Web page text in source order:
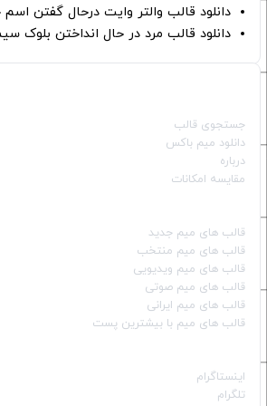
دانلود قالب والتر وایت درحال گفتن
دانلود قالب مرد در حال انداختن بلوک
جستجوی قالب
دانلود میم باکس
درباره
مقایسه امکانات
قالب‌ های میم جدید
قالب‌ های میم منتخب
قالب‌ های میم ویدیویی
قالب‌ های میم صوتی
قالب‌ های میم ایرانی
قالب‌ های میم با بیشترین پست
اینستاگرام
تلگرام